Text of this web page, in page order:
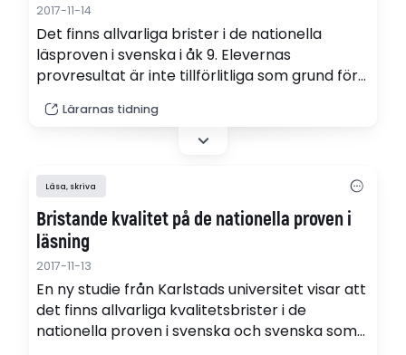
2017-11-14
Det finns allvarliga brister i de nationella
läsproven i svenska i åk 9. Elevernas
provresultat är inte tillförlitliga som grund för
Karlstads universitet.
Lärarnas tidning
Läsa, skriva
Bristande kvalitet på de nationella proven i
läsning
2017-11-13
En ny studie från Karlstads universitet visar att
det finns allvarliga kvalitetsbrister i de
nationella proven i svenska och svenska som